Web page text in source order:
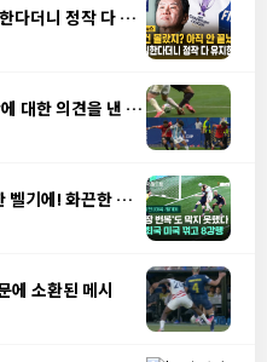
다더니 정작 다 유
대한 의견을 낸 앙
벨기에! 화끈한 정
에 소환된 메시